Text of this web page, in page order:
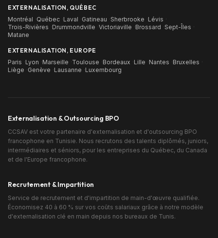
EXTERNALISATION, QUÉBEC
Montréal ·Québec ·Laval ·Gatineau ·Sherbrooke ·Lévis ·
Trois-Rivières ·Drummondville ·Victoriaville ·Brossard ·Sept-Îles ·
Matane
EXTERNALISATION, EUROPE
Paris ·Lyon ·Marseille ·Toulouse ·Bordeaux ·Lille ·Nantes ·Bruxelles ·
Liège ·Genève ·Lausanne ·Luxembourg
Externalisation & Outsourcing BPO
CCSAV est votre partenaire d'externalisation et d'outsourcing BPO
francophone en Tunisie. Nous recrutons des talents diplômés, juniors,
intermédiaires et séniors, pour les entreprises du Québec, du Canada
et de l'Europe francophone.
Recrutement & Impartition
Service de recrutement et d'impartition de main-d'œuvre qualifiée.
Économisez 40 à 60 % sur vos coûts salariaux grâce à notre modèle
d'externalisation clé en main depuis nos bureaux de Tunis.